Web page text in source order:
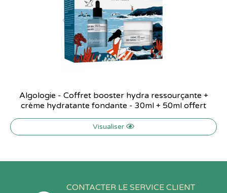
Algologie - Coffret booster hydra ressourçante +
crème hydratante fondante - 30ml + 50ml offert
Visualiser
CONTACTER LE SERVICE CLIENT